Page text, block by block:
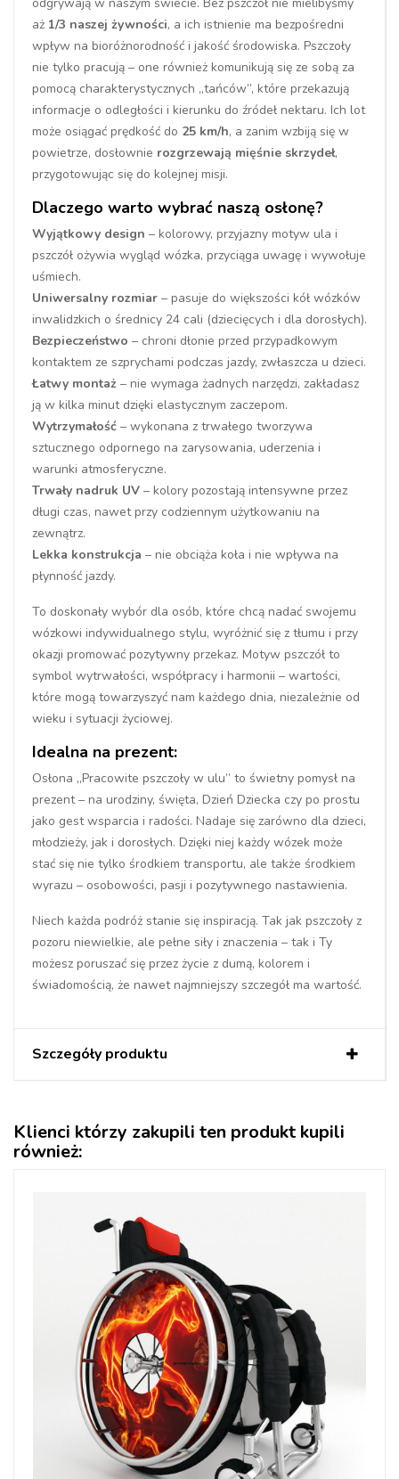
aż 1/3 naszej żywności, a ich istnienie ma bezpośredni
wpływ na bioróżnorodność i jakość środowiska. Pszczoły
nie tylko pracują – one również komunikują się ze sobą za
pomocą charakterystycznych „tańców”, które przekazują
informacje o odległości i kierunku do źródeł nektaru. Ich lot
może osiągać prędkość do 25 km/h, a zanim wzbiją się w
powietrze, dosłownie rozgrzewają mięśnie skrzydeł,
przygotowując się do kolejnej misji.
Dlaczego warto wybrać naszą osłonę?
Wyjątkowy design – kolorowy, przyjazny motyw ula i
pszczół ożywia wygląd wózka, przyciąga uwagę i wywołuje
uśmiech.
Uniwersalny rozmiar – pasuje do większości kół wózków
inwalidzkich o średnicy 24 cali (dziecięcych i dla dorosłych).
Bezpieczeństwo – chroni dłonie przed przypadkowym
kontaktem ze szprychami podczas jazdy, zwłaszcza u dzieci.
Łatwy montaż – nie wymaga żadnych narzędzi, zakładasz
ją w kilka minut dzięki elastycznym zaczepom.
Wytrzymałość – wykonana z trwałego tworzywa
sztucznego odpornego na zarysowania, uderzenia i
warunki atmosferyczne.
Trwały nadruk UV – kolory pozostają intensywne przez
długi czas, nawet przy codziennym użytkowaniu na
zewnątrz.
Lekka konstrukcja – nie obciąża koła i nie wpływa na
płynność jazdy.
To doskonały wybór dla osób, które chcą nadać swojemu
wózkowi indywidualnego stylu, wyróżnić się z tłumu i przy
okazji promować pozytywny przekaz. Motyw pszczół to
symbol wytrwałości, współpracy i harmonii – wartości,
które mogą towarzyszyć nam każdego dnia, niezależnie od
wieku i sytuacji życiowej.
Idealna na prezent:
Osłona „Pracowite pszczoły w ulu” to świetny pomysł na
prezent – na urodziny, święta, Dzień Dziecka czy po prostu
jako gest wsparcia i radości. Nadaje się zarówno dla dzieci,
młodzieży, jak i dorosłych. Dzięki niej każdy wózek może
stać się nie tylko środkiem transportu, ale także środkiem
wyrazu – osobowości, pasji i pozytywnego nastawienia.
Niech każda podróż stanie się inspiracją. Tak jak pszczoły z
pozoru niewielkie, ale pełne siły i znaczenia – tak i Ty
możesz poruszać się przez życie z dumą, kolorem i
świadomością, że nawet najmniejszy szczegół ma wartość.
Szczegóły produktu
Klienci którzy zakupili ten produkt kupili
również: